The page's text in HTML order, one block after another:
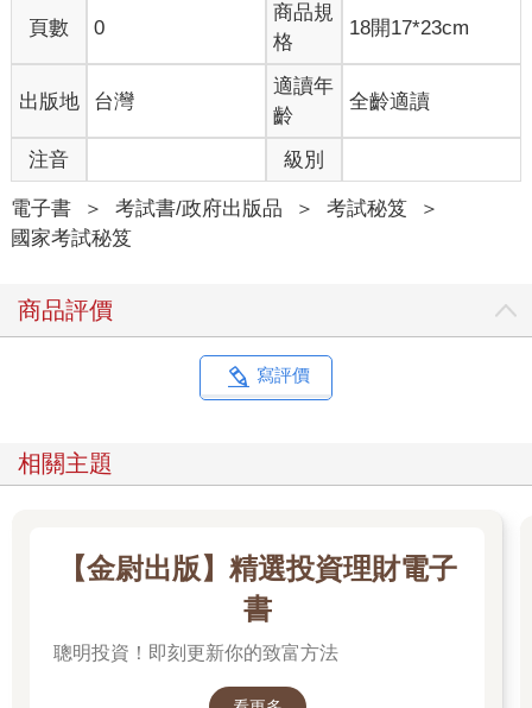
頁數 0
商品規
格
18開17*23cm
出版地 台灣
適讀年
齡
全齡適讀
注音 級別
電子書 ＞ 考試書/政府出版品 ＞ 考試秘笈
＞
國家考試秘笈
商品評價
寫評價
相關主題
【金尉出版】精選投資理財電子
書
聰明投資！即刻更新你的致富方法